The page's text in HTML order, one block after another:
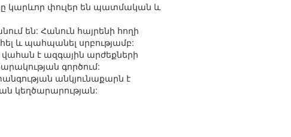
կարևոր փուլեր են պատմական և
են: Հանուն հայրենի հողի
և պահպանել սրբությամբ:
է ազգային արժեքների
գործում:
անկյունաքարն է
կեղծարարության: